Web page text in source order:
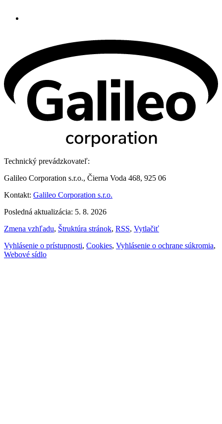
Technický prevádzkovateľ:
Galileo Corporation s.r.o., Čierna Voda 468, 925 06
Kontakt: Galileo Corporation s.r.o.
Posledná aktualizácia: 5. 8. 2026
Zmena vzhľadu, Štruktúra stránok, RSS, Vytlačiť
Vyhlásenie o prístupnosti, Cookies, Vyhlásenie o ochrane súkromia,
Webové sídlo